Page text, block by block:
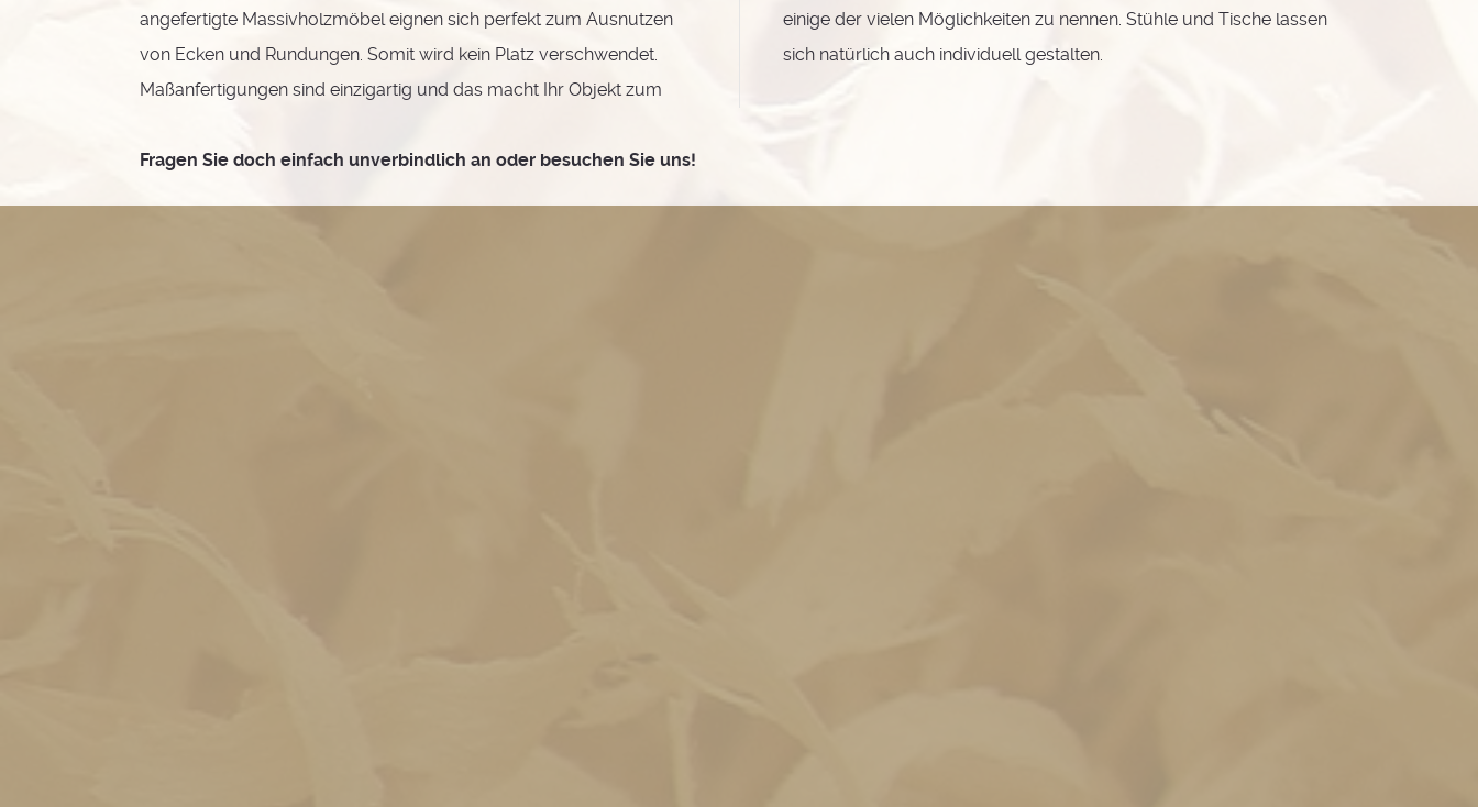
angefertigte Massivholzmöbel eignen sich perfekt zum Ausnutzen
von Ecken und Rundungen. Somit wird kein Platz verschwendet.
Maßanfertigungen sind einzigartig und das macht Ihr Objekt zum
einige der vielen Möglichkeiten zu nennen. Stühle und Tische lassen
sich natürlich auch individuell gestalten.
Fragen Sie doch einfach unverbindlich an oder besuchen Sie uns!